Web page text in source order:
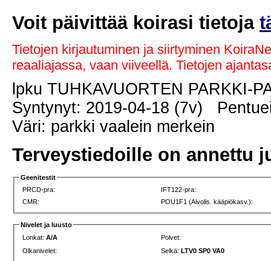
Voit päivittää koirasi tietoja
Tietojen kirjautuminen ja siirtyminen
reaaliajassa, vaan viiveellä. Tietojen
lpku TUHKAVUORTEN PARKKI-
Syntynyt: 2019-04-18 (7v)
Väri: parkki vaalein merkein
Terveystiedoille on annettu
Geenitestit
PRCD-pra:
IFT122-pra:
CMR:
POU1F1 (Aivolis. kääpiökasv.):
Nivelet ja luusto
Lonkat:A/A
Polvet:
Olkanivelet:
Selkä:LTV0 SP0 VA0